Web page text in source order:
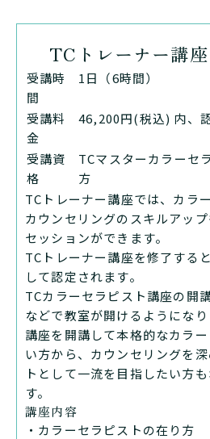
TCトレーナー講座
受講時
間
1日（6時間）
受講料
金
46,200円(税込) 内、
受講資
格
TCマスターカラーセ
方
TCトレーナー講座では、カラ
カウンセリングのスキルアッ
セッションができます。
TCトレーナー講座を修了する
して認定されます。
TCカラーセラピスト講座の開
などで教室が開けるようになり
講座を開講して本格的なカラ
い方から、カウンセリングを
トとして一流を目指したい方
す。
講座内容
・カラーセラピストの在り方